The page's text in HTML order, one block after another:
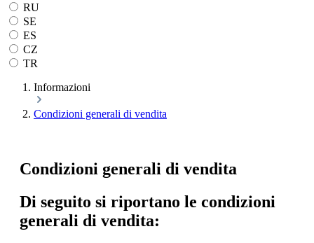
RU
SE
ES
CZ
TR
Informazioni
Condizioni generali di vendita
Condizioni generali di vendita
Di seguito si riportano le condizioni
generali di vendita: